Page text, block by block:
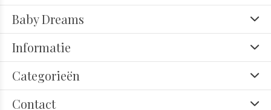
Baby Dreams
Informatie
Categorieën
Contact